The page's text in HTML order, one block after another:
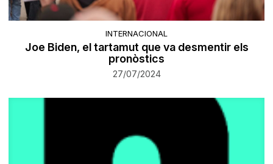
INTERNACIONAL
Joe Biden, el tartamut que va desmentir els
pronòstics
27/07/2024